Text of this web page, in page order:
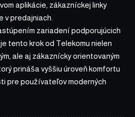
aplikácie, zákazníckej linky
v predajniach.
zariadení podporujúcich
tento krok od Telekomu nielen
ale aj zákaznícky orientovaným
prináša vyššiu úroveň komfortu
pre používateľov moderných